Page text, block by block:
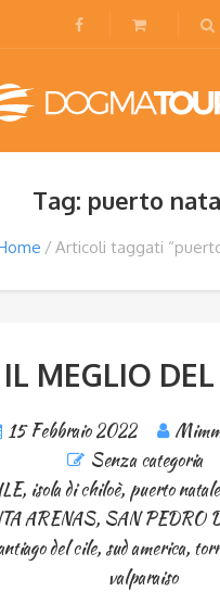
Tag: puerto
Articoli taggati
IL MEGLIO DEL
15 Febbraio 2022
Senza categoria
, isola di chiloè, puerto
ARENAS, SAN PEDRO
del cile, sud america,
valparaiso